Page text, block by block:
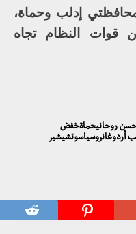
إدلب وحماة،
النظام تجاه
روحانيحماةخفض